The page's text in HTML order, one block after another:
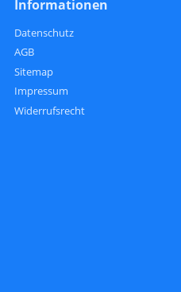
Informationen
Datenschutz
AGB
Sitemap
Impressum
Widerrufsrecht